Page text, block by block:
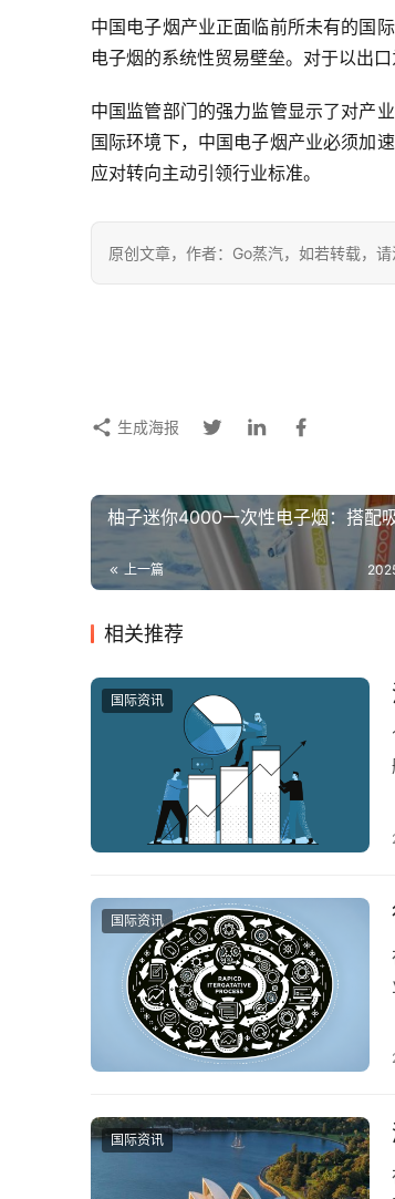
中国电子烟产业正面临前所未有的国
电子烟的系统性贸易壁垒。对于以出
中国监管部门的强力监管显示了对产
国际环境下，中国电子烟产业必须加
应对转向主动引领行业标准。
原创文章，作者：Go蒸汽，如若转载，
生成海报
柚子迷你4000一次性电子烟：搭配
上一篇
相关推荐
国际资讯
国际资讯
国际资讯